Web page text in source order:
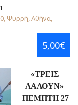
Ψυρρή, Αθήνα,
5,00€
«ΤΡΕΙΣ
ΛΑΛΟΥΝ»
ΠΕΜΠΤΗ 27